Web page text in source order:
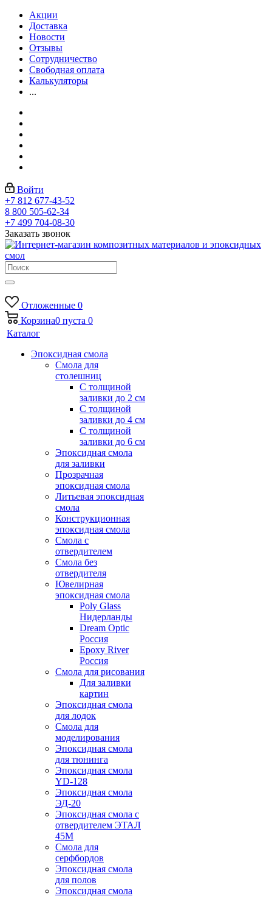
Акции
Доставка
Новости
Отзывы
Сотрудничество
Свободная оплата
Калькуляторы
...
Войти
+7 812 677-43-52
8 800 505-62-34
+7 499 704-08-30
Заказать звонок
Отложенные 0
Корзина0 пуста 0
Каталог
Эпоксидная смола
Смола для
столешниц
С толщиной
заливки до 2 см
С толщиной
заливки до 4 см
С толщиной
заливки до 6 см
Эпоксидная смола
для заливки
Прозрачная
эпоксидная смола
Литьевая эпоксидная
смола
Конструкционная
эпоксидная смола
Смола с
отвердителем
Смола без
отвердителя
Ювелирная
эпоксидная смола
Poly Glass
Нидерланды
Dream Optic
Россия
Epoxy River
Россия
Смола для рисования
Для заливки
картин
Эпоксидная смола
для лодок
Смола для
моделирования
Эпоксидная смола
для тюнинга
Эпоксидная смола
YD-128
Эпоксидная смола
ЭД-20
Эпоксидная смола с
отвердителем ЭТАЛ
45М
Смола для
серфбордов
Эпоксидная смола
для полов
Эпоксидная смола